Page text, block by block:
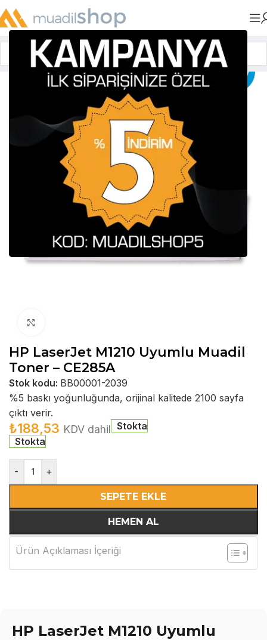
Anasayfa»Muadil Tonerler
HP LaserJet M1210 Uyumlu Muadil
Toner – CE285A
Stok kodu: BB00001-2039
%5 baskı yoğunluğunda, orijinal kalitede 2100 sayfa
çıktı verir.
₺188,53 KDV dahil Stokta
Stokta
- +
SEPETE EKLE
HEMEN AL
Ürün Açıklaması İçeriği
HP LaserJet M1210 Uyumlu